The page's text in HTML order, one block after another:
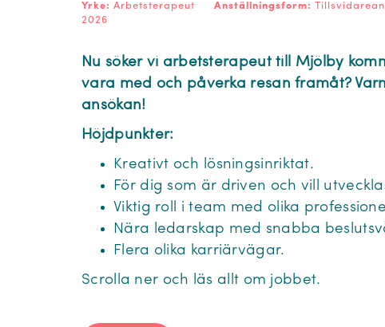
Yrke: Arbetsterapeut Anställningsform:
2026
Nu söker vi arbetsterapeut till Mjölby
vara med och påverka resan framåt?
ansökan!
Höjdpunkter:
Kreativt och lösningsinriktat.
För dig som är driven och vill
Viktig roll i team med olika
Nära ledarskap med snabba
Flera olika karriärvägar.
Scrolla ner och läs allt om jobbet.